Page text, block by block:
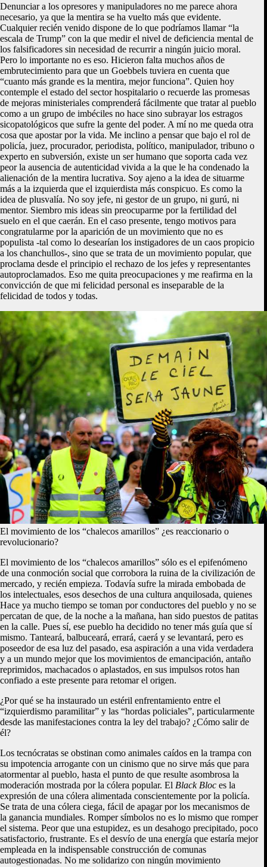
Denunciar a los opresores y manipuladores no me parece ahora
necesario, ya que la mentira se ha vuelto más que evidente.
Cualquier recién venido dispone de lo que podríamos llamar “la
escala de Trump” con la que medir el nivel de deficiencia mental de
los falsificadores sin necesidad de recurrir a ningún juicio moral.
Pero lo importante no es eso. Hicieron falta muchos años de
embrutecimiento para que un Goebbels tuviera en cuenta que
“cuanto más grande es la mentira, mejor funciona”. Quien hoy
contemple el estado del sector hospitalario o recuerde las promesas
de mejoras ministeriales comprenderá fácilmente que tratar al pueblo
como a un grupo de imbéciles no hace sino subrayar los estragos
sicopatológicos que sufre la gente del poder. A mí no me queda otra
cosa que apostar por la vida. Me inclino a pensar que bajo el rol de
policía, juez, procurador, periodista, político, manipulador, tribuno o
experto en subversión, existe un ser humano que soporta cada vez
peor la ausencia de autenticidad vivida a la que le ha condenado la
alienación de la mentira lucrativa. Soy ajeno a la idea de situarme
más a la izquierda que el izquierdista más conspicuo. Es como la
idea de plusvalía. No soy jefe, ni gestor de un grupo, ni gurú, ni
mentor. Siembro mis ideas sin preocuparme por la fertilidad del
suelo en el que caerán. En el caso presente, tengo motivos para
congratularme por la aparición de un movimiento que no es
populista -tal como lo desearían los instigadores de un caos propicio
a los chanchullos-, sino que se trata de un movimiento popular, que
proclama desde el principio el rechazo de los jefes y representantes
autoproclamados. Eso me quita preocupaciones y me reafirma en la
convicción de que mi felicidad personal es inseparable de la
felicidad de todos y todas.
El movimiento de los “chalecos amarillos” ¿es reaccionario o
revolucionario?
El movimiento de los “chalecos amarillos” sólo es el epifenómeno
de una conmoción social que corrobora la ruina de la civilización de
mercado, y recién empieza. Todavía sufre la mirada embobada de
los intelectuales, esos desechos de una cultura anquilosada, quienes
Hace ya mucho tiempo se toman por conductores del pueblo y no se
percatan de que, de la noche a la mañana, han sido puestos de patitas
en la calle. Pues sí, ese pueblo ha decidido no tener más guía que sí
mismo. Tanteará, balbuceará, errará, caerá y se levantará, pero es
poseedor de esa luz del pasado, esa aspiración a una vida verdadera
y a un mundo mejor que los movimientos de emancipación, antaño
reprimidos, machacados o aplastados, en sus impulsos rotos han
confiado a este presente para retomar el origen.
¿Por qué se ha instaurado un estéril enfrentamiento entre el
“izquierdismo paramilitar” y las “hordas policiales”, particularmente
desde las manifestaciones contra la ley del trabajo? ¿Cómo salir de
él?
Los tecnócratas se obstinan como animales caídos en la trampa con
su impotencia arrogante con un cinismo que no sirve más que para
atormentar al pueblo, hasta el punto de que resulte asombrosa la
moderación mostrada por la cólera popular. El Black Bloc es la
expresión de una cólera alimentada conscientemente por la policía.
Se trata de una cólera ciega, fácil de apagar por los mecanismos de
la ganancia mundiales. Romper símbolos no es lo mismo que romper
el sistema. Peor que una estupidez, es un desahogo precipitado, poco
satisfactorio, frustrante. Es el desvío de una energía que estaría mejor
empleada en la indispensable construcción de comunas
autogestionadas. No me solidarizo con ningún movimiento